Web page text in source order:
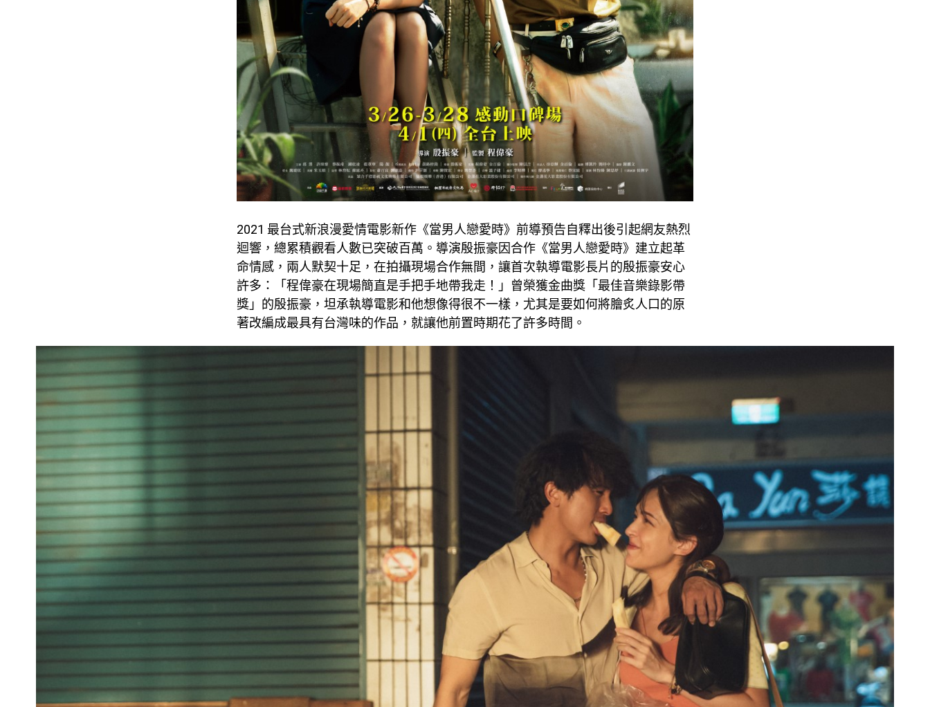
2021 最台式新浪漫愛情電影新作《當男人戀愛時》前導預告自釋出後引起網友熱烈
迴響，總累積觀看人數已突破百萬。導演殷振豪因合作《當男人戀愛時》建立起革
命情感，兩人默契十足，在拍攝現場合作無間，讓首次執導電影長片的殷振豪安心
許多：「程偉豪在現場簡直是手把手地帶我走！」曾榮獲金曲獎「最佳音樂錄影帶
獎」的殷振豪，坦承執導電影和他想像得很不一樣，尤其是要如何將膾炙人口的原
著改編成最具有台灣味的作品，就讓他前置時期花了許多時間。